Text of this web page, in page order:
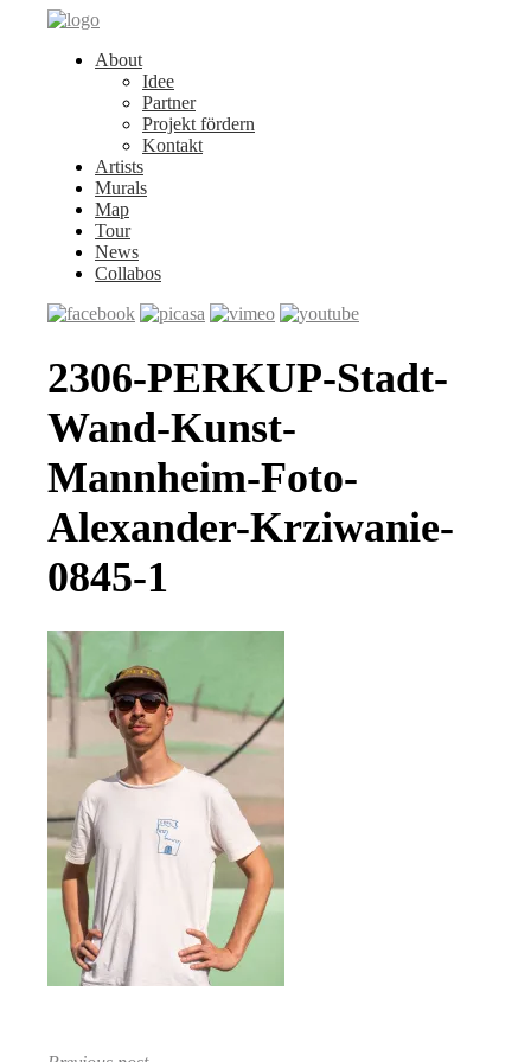
About
Idee
Partner
Projekt fördern
Kontakt
Artists
Murals
Map
Tour
News
Collabos
2306-PERKUP-Stadt-
Wand-Kunst-
Mannheim-Foto-
Alexander-Krziwanie-
0845-1